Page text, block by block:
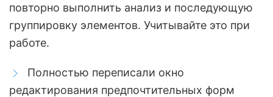
повторно выполнить анализ и последующую
группировку элементов. Учитывайте это при
работе.
Полностью переписали окно
редактирования предпочтительных форм